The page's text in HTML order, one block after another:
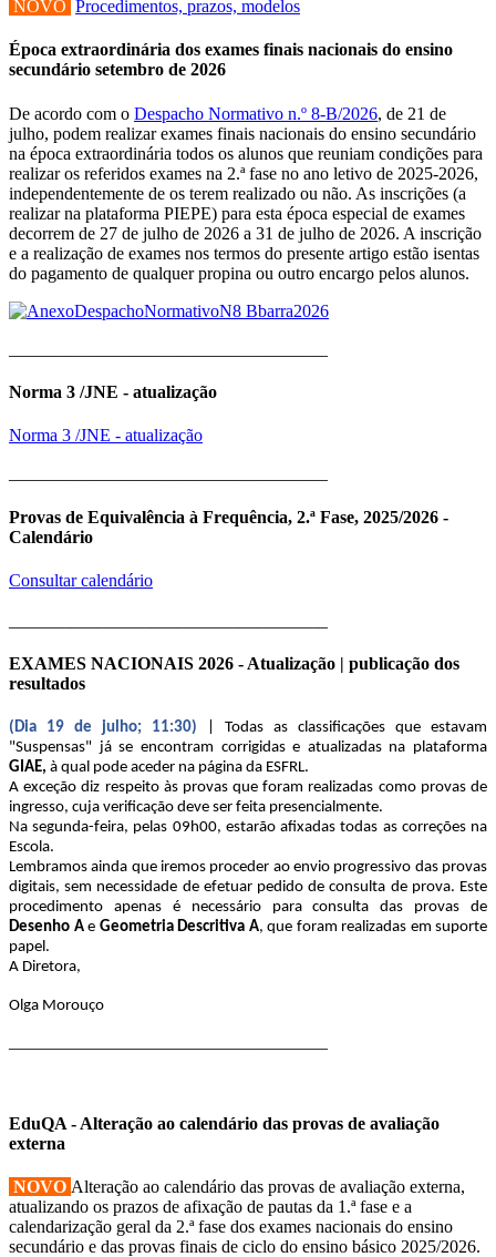
NOVO Procedimentos, prazos, modelos
Época extraordinária dos exames finais nacionais do ensino
secundário setembro de 2026
De acordo com o Despacho Normativo n.º 8-B/2026, de 21 de
julho, podem realizar exames finais nacionais do ensino secundário
na época extraordinária todos os alunos que reuniam condições para
realizar os referidos exames na 2.ª fase no ano letivo de 2025-2026,
independentemente de os terem realizado ou não. As inscrições (a
realizar na plataforma PIEPE) para esta época especial de exames
decorrem de 27 de julho de 2026 a 31 de julho de 2026. A inscrição
e a realização de exames nos termos do presente artigo estão isentas
do pagamento de qualquer propina ou outro encargo pelos alunos.
Norma 3 /JNE - atualização
Norma 3 /JNE - atualização
Provas de Equivalência à Frequência, 2.ª Fase, 2025/2026 -
Calendário
Consultar calendário
EXAMES NACIONAIS 2026 - Atualização | publicação dos
resultados
(Dia 19 de julho; 11:30)
| Todas as classificações que estavam
"Suspensas" já se encontram corrigidas e atualizadas na plataforma
GIAE, à qual pode aceder na página da ESFRL.
A exceção diz respeito às provas que foram realizadas como provas de
ingresso, cuja verificação deve ser feita presencialmente.
Na segunda-feira, pelas 09h00, estarão afixadas todas as correções na
Escola.
Lembramos ainda que iremos proceder ao envio progressivo das provas
digitais, sem necessidade de efetuar pedido de consulta de prova. Este
procedimento apenas é necessário para consulta das provas de
Desenho Ae Geometria Descritiva A, que foram realizadas em suporte
papel.
A Diretora,
Olga Morouço
EduQA - Alteração ao calendário das provas de avaliação
externa
NOVO Alteração ao calendário das provas de avaliação externa,
atualizando os prazos de afixação de pautas da 1.ª fase e a
calendarização geral da 2.ª fase dos exames nacionais do ensino
secundário e das provas finais de ciclo do ensino básico 2025/2026.